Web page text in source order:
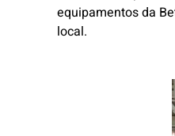
equipamentos da
local.